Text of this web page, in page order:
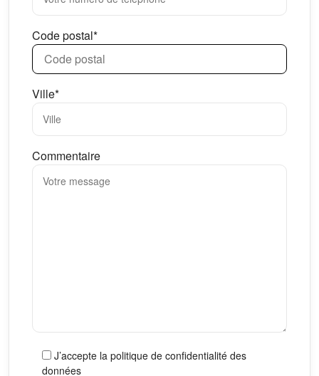
Code postal*
Ville*
Commentaire
J’accepte la politique de confidentialité des
données